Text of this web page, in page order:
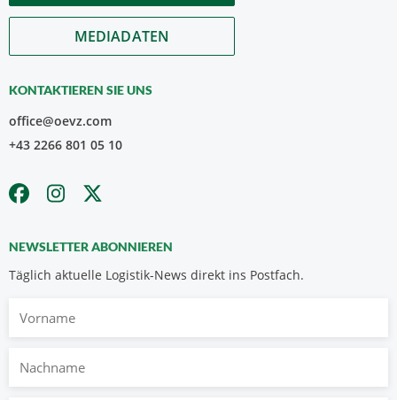
MEDIADATEN
KONTAKTIEREN SIE UNS
office@oevz.com
+43 2266 801 05 10
NEWSLETTER ABONNIEREN
Täglich aktuelle Logistik-News direkt ins Postfach.
Vorname
Nachname